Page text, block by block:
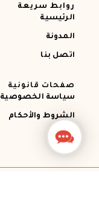
روابط سريعة
الرئيسية
المدونة
اتصل بنا
صفحات قانونية
سياسة الخصوصية
الشروط والأحكام
Contact
Us